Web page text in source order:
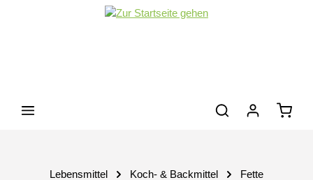
Zum Hauptinhalt springen
Lebensmittel Koch- & Backmittel Fette